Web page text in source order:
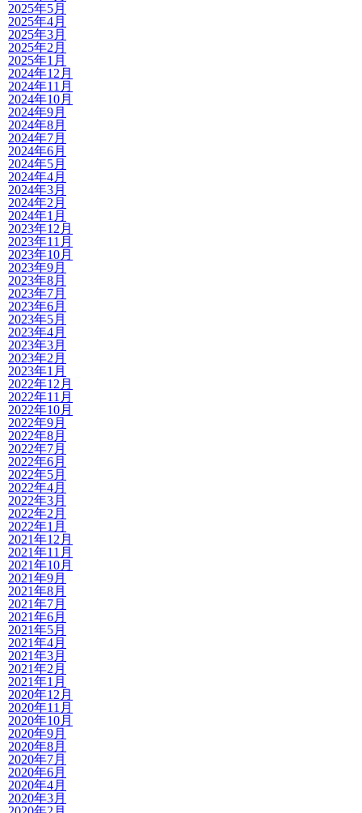
2025年5月
2025年4月
2025年3月
2025年2月
2025年1月
2024年12月
2024年11月
2024年10月
2024年9月
2024年8月
2024年7月
2024年6月
2024年5月
2024年4月
2024年3月
2024年2月
2024年1月
2023年12月
2023年11月
2023年10月
2023年9月
2023年8月
2023年7月
2023年6月
2023年5月
2023年4月
2023年3月
2023年2月
2023年1月
2022年12月
2022年11月
2022年10月
2022年9月
2022年8月
2022年7月
2022年6月
2022年5月
2022年4月
2022年3月
2022年2月
2022年1月
2021年12月
2021年11月
2021年10月
2021年9月
2021年8月
2021年7月
2021年6月
2021年5月
2021年4月
2021年3月
2021年2月
2021年1月
2020年12月
2020年11月
2020年10月
2020年9月
2020年8月
2020年7月
2020年6月
2020年4月
2020年3月